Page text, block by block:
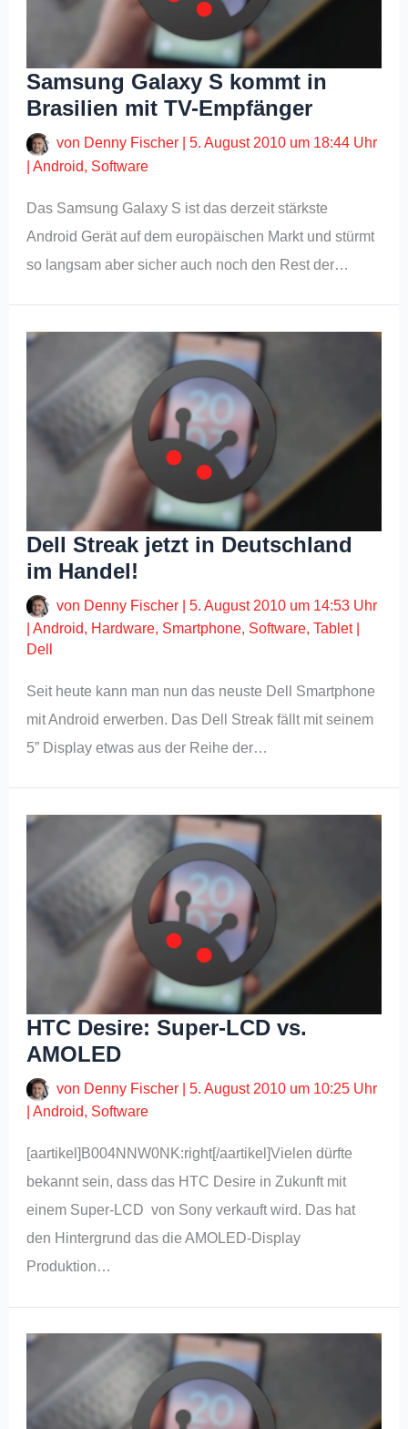
Samsung Galaxy S kommt in
Brasilien mit TV-Empfänger
von Denny Fischer |5. August 2010 um 18:44 Uhr
|Android, Software
Das Samsung Galaxy S ist das derzeit stärkste
Android Gerät auf dem europäischen Markt und stürmt
so langsam aber sicher auch noch den Rest der…
Dell Streak jetzt in Deutschland
im Handel!
von Denny Fischer |5. August 2010 um 14:53 Uhr
|Android, Hardware, Smartphone, Software,Tablet|
Dell
Seit heute kann man nun das neuste Dell Smartphone
mit Android erwerben. Das Dell Streak fällt mit seinem
5” Display etwas aus der Reihe der…
HTC Desire: Super-LCD vs.
AMOLED
von Denny Fischer |5. August 2010 um 10:25 Uhr
|Android, Software
[aartikel]B004NNW0NK:right[/aartikel]Vielen dürfte
bekannt sein, dass das HTC Desire in Zukunft mit
einem Super-LCD von Sony verkauft wird. Das hat
den Hintergrund das die AMOLED-Display
Produktion…